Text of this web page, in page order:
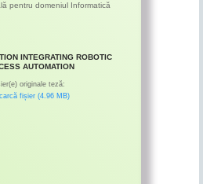
pentru domeniul Informatică
INTEGRATING ROBOTIC
AUTOMATION
originale teză:
fișier (4.96 MB)